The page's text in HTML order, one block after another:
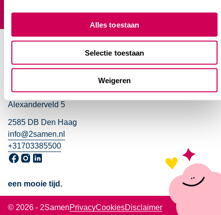
Alles toestaan
Selectie toestaan
Weigeren
Contact hoofdkantoor
Alexanderveld 5
2585 DB Den Haag
info@2samen.nl
+31703385500
Ga naar onze Facebook pagina, opent in een nieuw venster
Ga naar onze Instagram pagina, opent in een nieuw
Ga naar onze LinkedIn pagina, opent in een nieuw
een mooie tijd.
© 2026 - 2SamenPrivacyCookiesDisclaimer